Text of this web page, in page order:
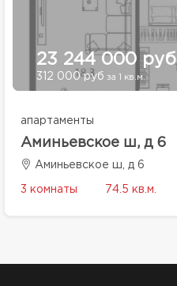
23 244 000 руб
312 000 руб за 1 кв.м.
апартаменты
Аминьевское ш, д 6
Аминьевское ш, д 6
3 комнаты 74.5 кв.м.